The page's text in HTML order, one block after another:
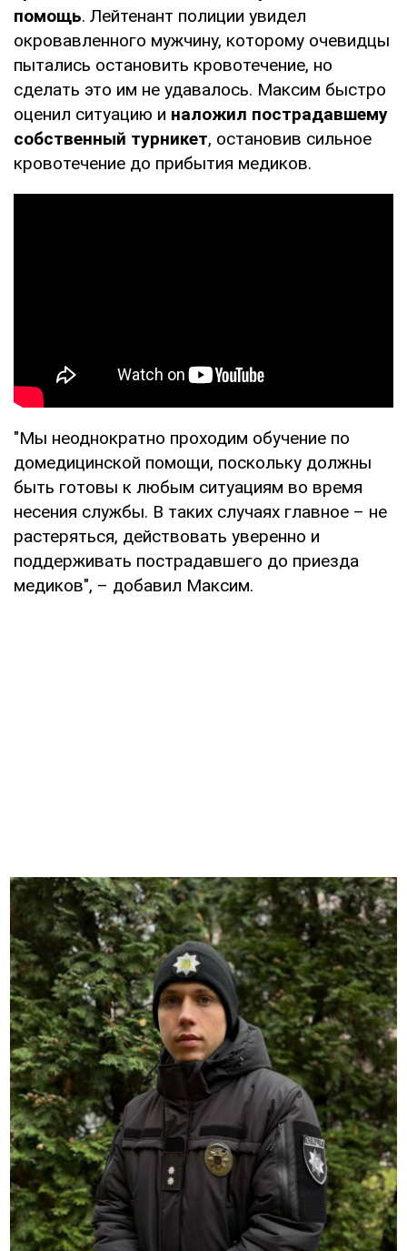
помощь. Лейтенант полиции увидел
окровавленного мужчину, которому очевидцы
пытались остановить кровотечение, но
сделать это им не удавалось. Максим быстро
оценил ситуацию и наложил пострадавшему
собственный турникет, остановив сильное
кровотечение до прибытия медиков.
"Мы неоднократно проходим обучение по
домедицинской помощи, поскольку должны
быть готовы к любым ситуациям во время
несения службы. В таких случаях главное – не
растеряться, действовать уверенно и
поддерживать пострадавшего до приезда
медиков", – добавил Максим.